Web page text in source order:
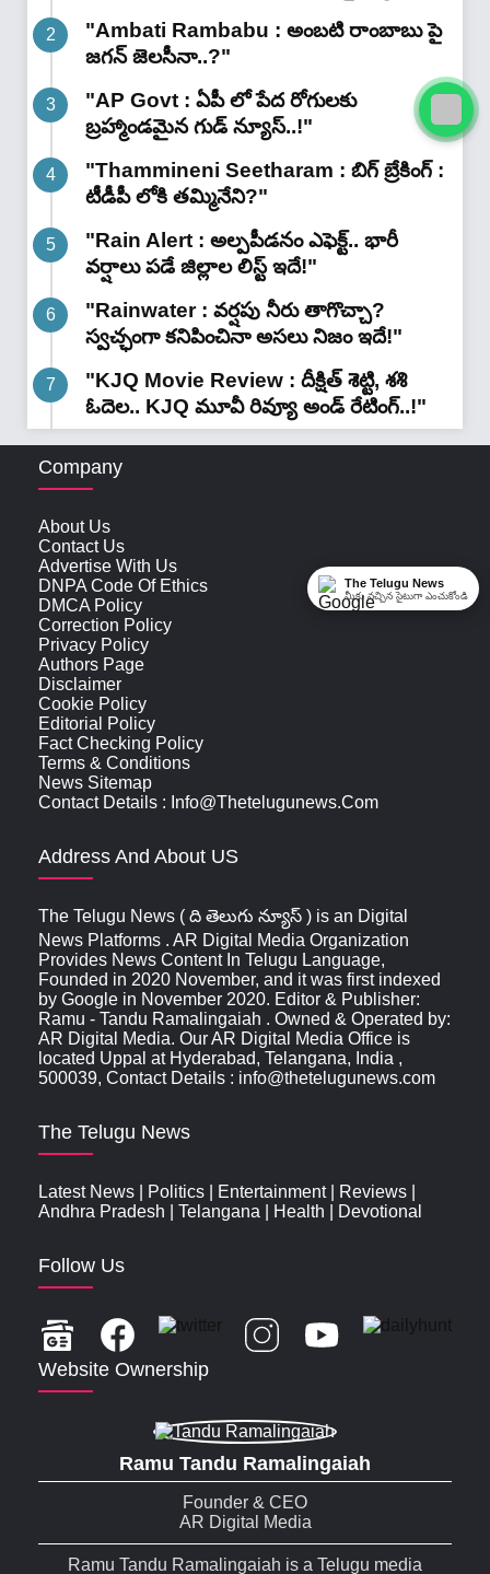
"Ambati Rambabu : అంబటి రాంబాబు పై
జగన్ జెలసీనా..?"
"AP Govt : ఏపీ లో పేద రోగులకు
బ్రహ్మాండమైన గుడ్ న్యూస్..!"
"Thammineni Seetharam : బిగ్ బ్రేకింగ్ :
టీడీపీ లోకి తమ్మినేని?"
"Rain Alert : అల్పపీడనం ఎఫెక్ట్.. భారీ
వర్షాలు పడే జిల్లాల లిస్ట్ ఇదే!"
"Rainwater : వర్షపు నీరు తాగొచ్చా?
స్వచ్ఛంగా కనిపించినా అసలు నిజం ఇదే!"
"KJQ Movie Review : దీక్షిత్ శెట్టి, శశి
ఓదెల.. KJQ మూవీ రివ్యూ అండ్ రేటింగ్‌..!"
Company
About Us
Contact Us
Advertise With Us
DNPA Code Of Ethics
DMCA Policy
Correction Policy
Privacy Policy
Authors Page
Disclaimer
Cookie Policy
Editorial Policy
Fact Checking Policy
Terms & Conditions
News Sitemap
Contact Details : Info@thetelugunews.com
Address And About US
The Telugu News ( ది తెలుగు న్యూస్‌ ) is an Digital
News Platforms . AR Digital Media Organization
Provides News Content In Telugu Language,
Founded in 2020 November, and it was first indexed
by Google in November 2020. Editor & Publisher:
Ramu - Tandu Ramalingaiah . Owned & Operated by:
AR Digital Media. Our AR Digital Media Office is
located Uppal at Hyderabad, Telangana, India ,
500039, Contact Details : info@thetelugunews.com
The Telugu News
Latest News Politics Entertainment| Reviews
Andhra Pradesh
Telangana Health Devotional
Follow Us
Website Ownership
Ramu Tandu Ramalingaiah
Founder & CEO
AR Digital Media
Ramu Tandu Ramalingaiah is a Telugu media
The Telugu News
మీకు నచ్చిన సైటుగా ఎంచుకోండి